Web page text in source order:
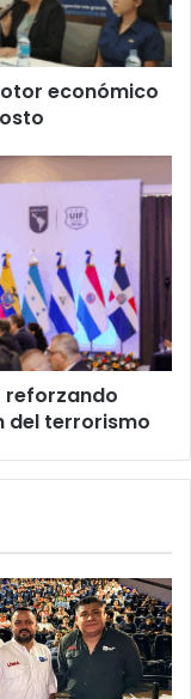
económico
reforzando
del terrorismo